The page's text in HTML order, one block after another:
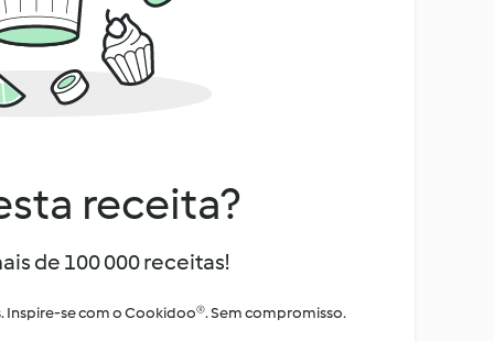
receita?
de 100 000 receitas!
Inspire-se com o Cookidoo®. Sem compromisso.